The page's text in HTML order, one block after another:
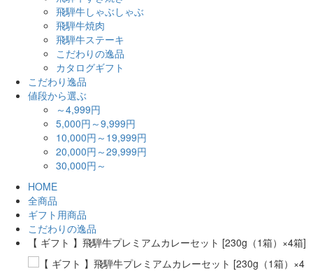
飛騨牛しゃぶしゃぶ
飛騨牛焼肉
飛騨牛ステーキ
こだわりの逸品
カタログギフト
こだわり逸品
値段から選ぶ
～4,999円
5,000円～9,999円
10,000円～19,999円
20,000円～29,999円
30,000円～
HOME
全商品
ギフト用商品
こだわりの逸品
【 ギフト 】飛騨牛プレミアムカレーセット [230g（1箱）×4箱]